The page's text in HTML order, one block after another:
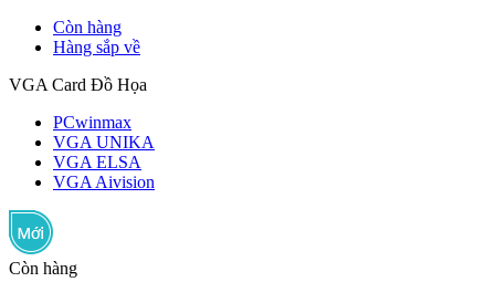
Còn hàng
Hàng sắp về
VGA Card Đồ Họa
PCwinmax
VGA UNIKA
VGA ELSA
VGA Aivision
Còn hàng